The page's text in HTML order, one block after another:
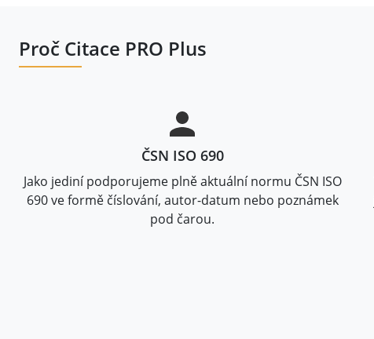
Proč Citace PRO Plus
ČSN ISO 690
Jako jediní podporujeme plně aktuální normu ČSN ISO
690 ve formě číslování, autor-datum nebo poznámek
pod čarou.